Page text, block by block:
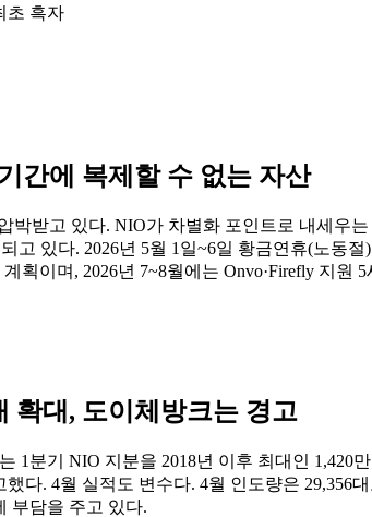
초 흑자
간에 복제할 수 없는 자산
받고 있다. NIO가 차별화 포인트로 내세우
고 있다. 2026년 5월 1일~6일 황금연휴(노동
획이며, 2026년 7~8월에는 Onvo·Firefly 지
확대, 도이체방크는 경고
1분기 NIO 지분을 2018년 이후 최대인 1,420
다. 4월 실적도 변수다. 4월 인도량은
부담을 주고 있다.